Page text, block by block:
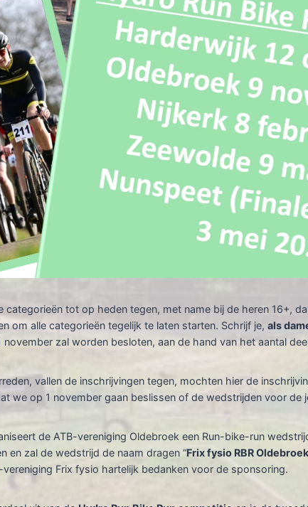
categorieën tot op heden tegen, met name bij de heren 16+,
om alle categorieën tegelijk te laten starten. Schrijf je,als
zal worden besloten, aan de hand van het aantal
vallen de inschrijvingen tegen, mochten hier de
we op 1 november gaan beslissen of de wedstrijden voor de
de ATB-vereniging Oldebroek een Run-bike-run
en zal de wedstrijd de naam dragen “Frix fysio RBR
Frix fysio hartelijk bedanken voor de sponsoring.